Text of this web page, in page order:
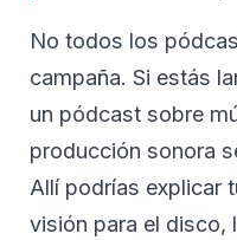
No todos los
campaña. Si estás
un pódcast sobre
producción sonora
Allí podrías explicar
visión para el disco,